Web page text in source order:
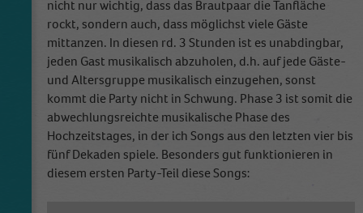
nicht nur wichtig, dass das Brautpaar die Tanfläche
rockt, sondern auch, dass möglichst viele Gäste
mittanzen. In diesen rd. 3 Stunden ist es unabdingbar,
jeden Gast musikalisch abzuholen, d.h. auf jede Gäste-
und Altersgruppe musikalisch einzugehen, sonst
kommt die Party nicht in Schwung. Phase 3 ist somit die
abwechlungsreichte musikalische Phase des
Hochzeitstages, in der ich Songs aus den letzten vier bis
fünf Dekaden spiele. Besonders gut funktionieren in
diesem ersten Party-Teil diese Songs:
Zweck
session, campaign data and keep track of site
usage for the site's analytics report. The
cookies store information anonymously and
assign a randomly generated number to
identify unique visitors.
Name _gid
Anbieter Google Analytics